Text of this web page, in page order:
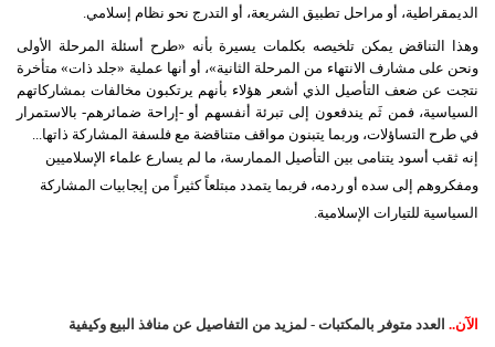
الديمقراطية، أو مراحل تطبيق الشريعة، أو التدرج نحو نظام إسلامي.
وهذا التناقض يمكن تلخيصه بكلمات يسيرة بأنه «طرح أسئلة المرحلة الأولى
ونحن على مشارف الانتهاء من المرحلة الثانية»، أو أنها عملية «جلد ذات» متأخرة
نتجت عن ضعف التأصيل الذي أشعر هؤلاء بأنهم يرتكبون مخالفات بمشاركاتهم
السياسية، فمن ثَم يندفعون إلى تبرئة أنفسهم أو -إراحة ضمائرهم- بالاستمرار
في طرح التساؤلات، وربما يتبنون مواقف متناقضة مع فلسفة المشاركة ذاتها...
إنه ثقب أسود يتنامى بين التأصيل الممارسة، ما لم يسارع علماء الإسلاميين
ومفكروهم إلى سده أو ردمه، فربما يتمدد مبتلعاً كثيراً من إيجابيات المشاركة
السياسية للتيارات الإسلامية.
الآن.. العدد متوفر بالمكتبات - لمزيد من التفاصيل عن منافذ البيع وكيفية